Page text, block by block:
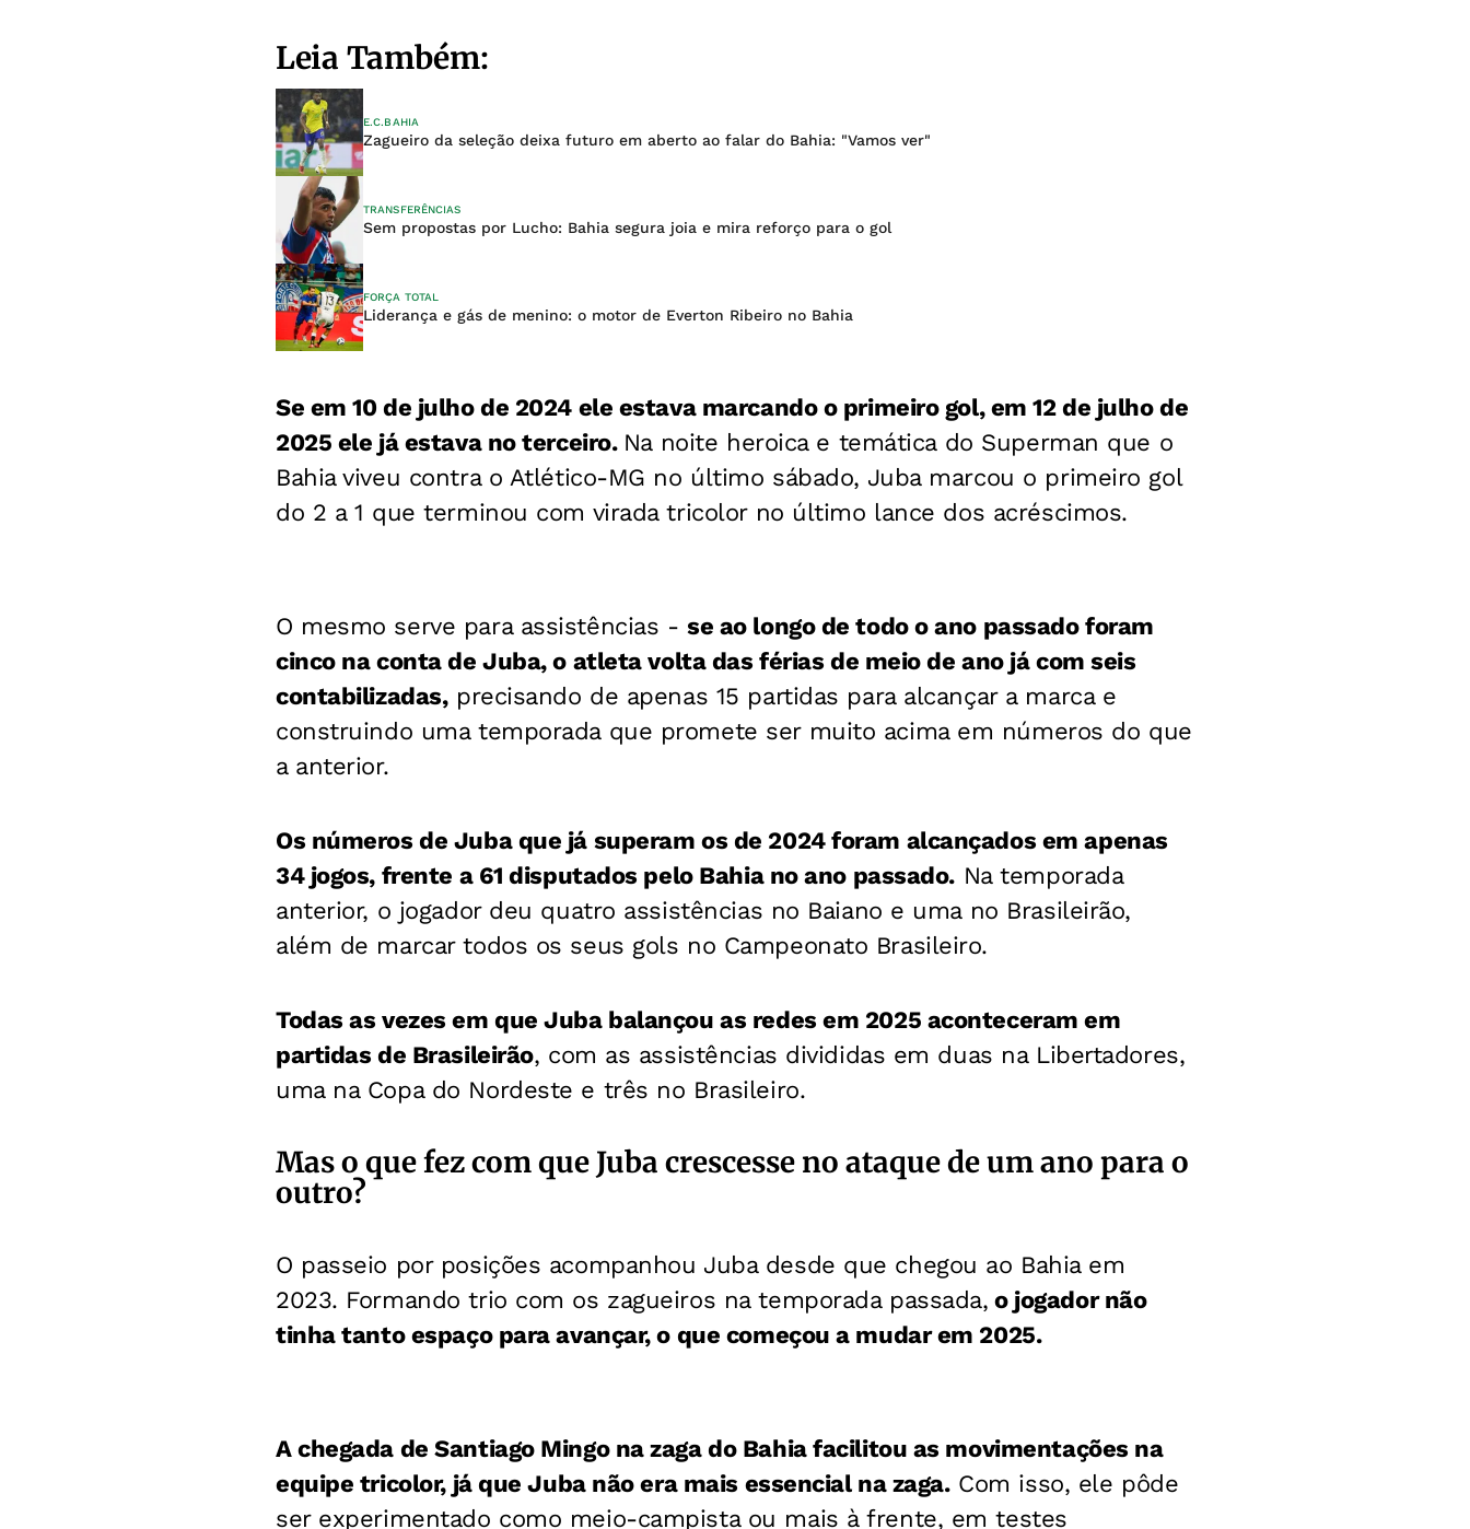
Leia Também:
E.C.BAHIA
Zagueiro da seleção deixa futuro em aberto ao falar do Bahia: "Vamos ver"
TRANSFERÊNCIAS
Sem propostas por Lucho: Bahia segura joia e mira reforço para o gol
FORÇA TOTAL
Liderança e gás de menino: o motor de Everton Ribeiro no Bahia
Se em 10 de julho de 2024 ele estava marcando o primeiro gol, em 12 de julho de
2025 ele já estava no terceiro. Na noite heroica e temática do Superman que o
Bahia viveu contra o Atlético-MG no último sábado, Juba marcou o primeiro gol
do 2 a 1 que terminou com virada tricolor no último lance dos acréscimos.
O mesmo serve para assistências -se ao longo de todo o ano passado foram
cinco na conta de Juba, o atleta volta das férias de meio de ano já com seis
contabilizadas,precisando de apenas 15 partidas para alcançar a marca e
construindo uma temporada que promete ser muito acima em números do que
a anterior.
Os números de Juba que já superam os de 2024 foram alcançados em apenas
34 jogos, frente a 61 disputados pelo Bahia no ano passado. Na temporada
anterior, o jogador deu quatro assistências no Baiano e uma no Brasileirão,
além de marcar todos os seus gols no Campeonato Brasileiro.
Todas as vezes em que Juba balançou as redes em 2025 aconteceram em
partidas de Brasileirão, com as assistências divididas em duas na Libertadores,
uma na Copa do Nordeste e três no Brasileiro.
Mas o que fez com que Juba crescesse no ataque de um ano para o
outro?
O passeio por posições acompanhou Juba desde que chegou ao Bahia em
2023. Formando trio com os zagueiros na temporada passada, o jogador não
tinha tanto espaço para avançar, o que começou a mudar em 2025.
A chegada de Santiago Mingo na zaga do Bahia facilitou as movimentações na
equipe tricolor, já que Juba não era mais essencial na zaga.Com isso, ele pôde
ser experimentado como meio-campista ou mais à frente, em testes